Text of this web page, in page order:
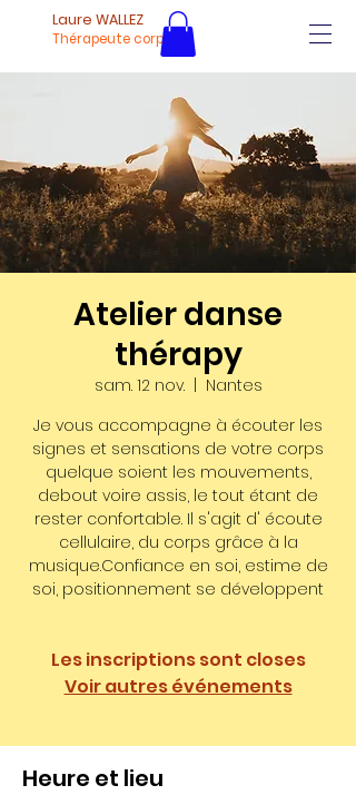
Thérapeute corporel
Laure WALLEZ
Atelier danse
thérapy
sam. 12 nov.
  |
Nantes
Je vous accompagne à écouter les
signes et sensations de votre corps
quelque soient les mouvements,
debout voire assis, le tout étant de
rester confortable. Il s'agit d' écoute
cellulaire, du corps grâce à la
musique.Confiance en soi, estime de
soi, positionnement se développent
Les inscriptions sont closes
Voir autres événements
Heure et lieu